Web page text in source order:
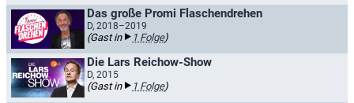
Das große Promi Flaschendrehen
D, 2018–2019
(Gast in 1 Folge)
Die Lars Reichow-Show
D, 2015
(Gast in 1 Folge)